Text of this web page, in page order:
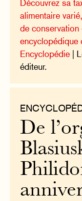
Découvrez sa
alimentaire
de
encyclopédique
Encyclopédie |
éditeur.
De